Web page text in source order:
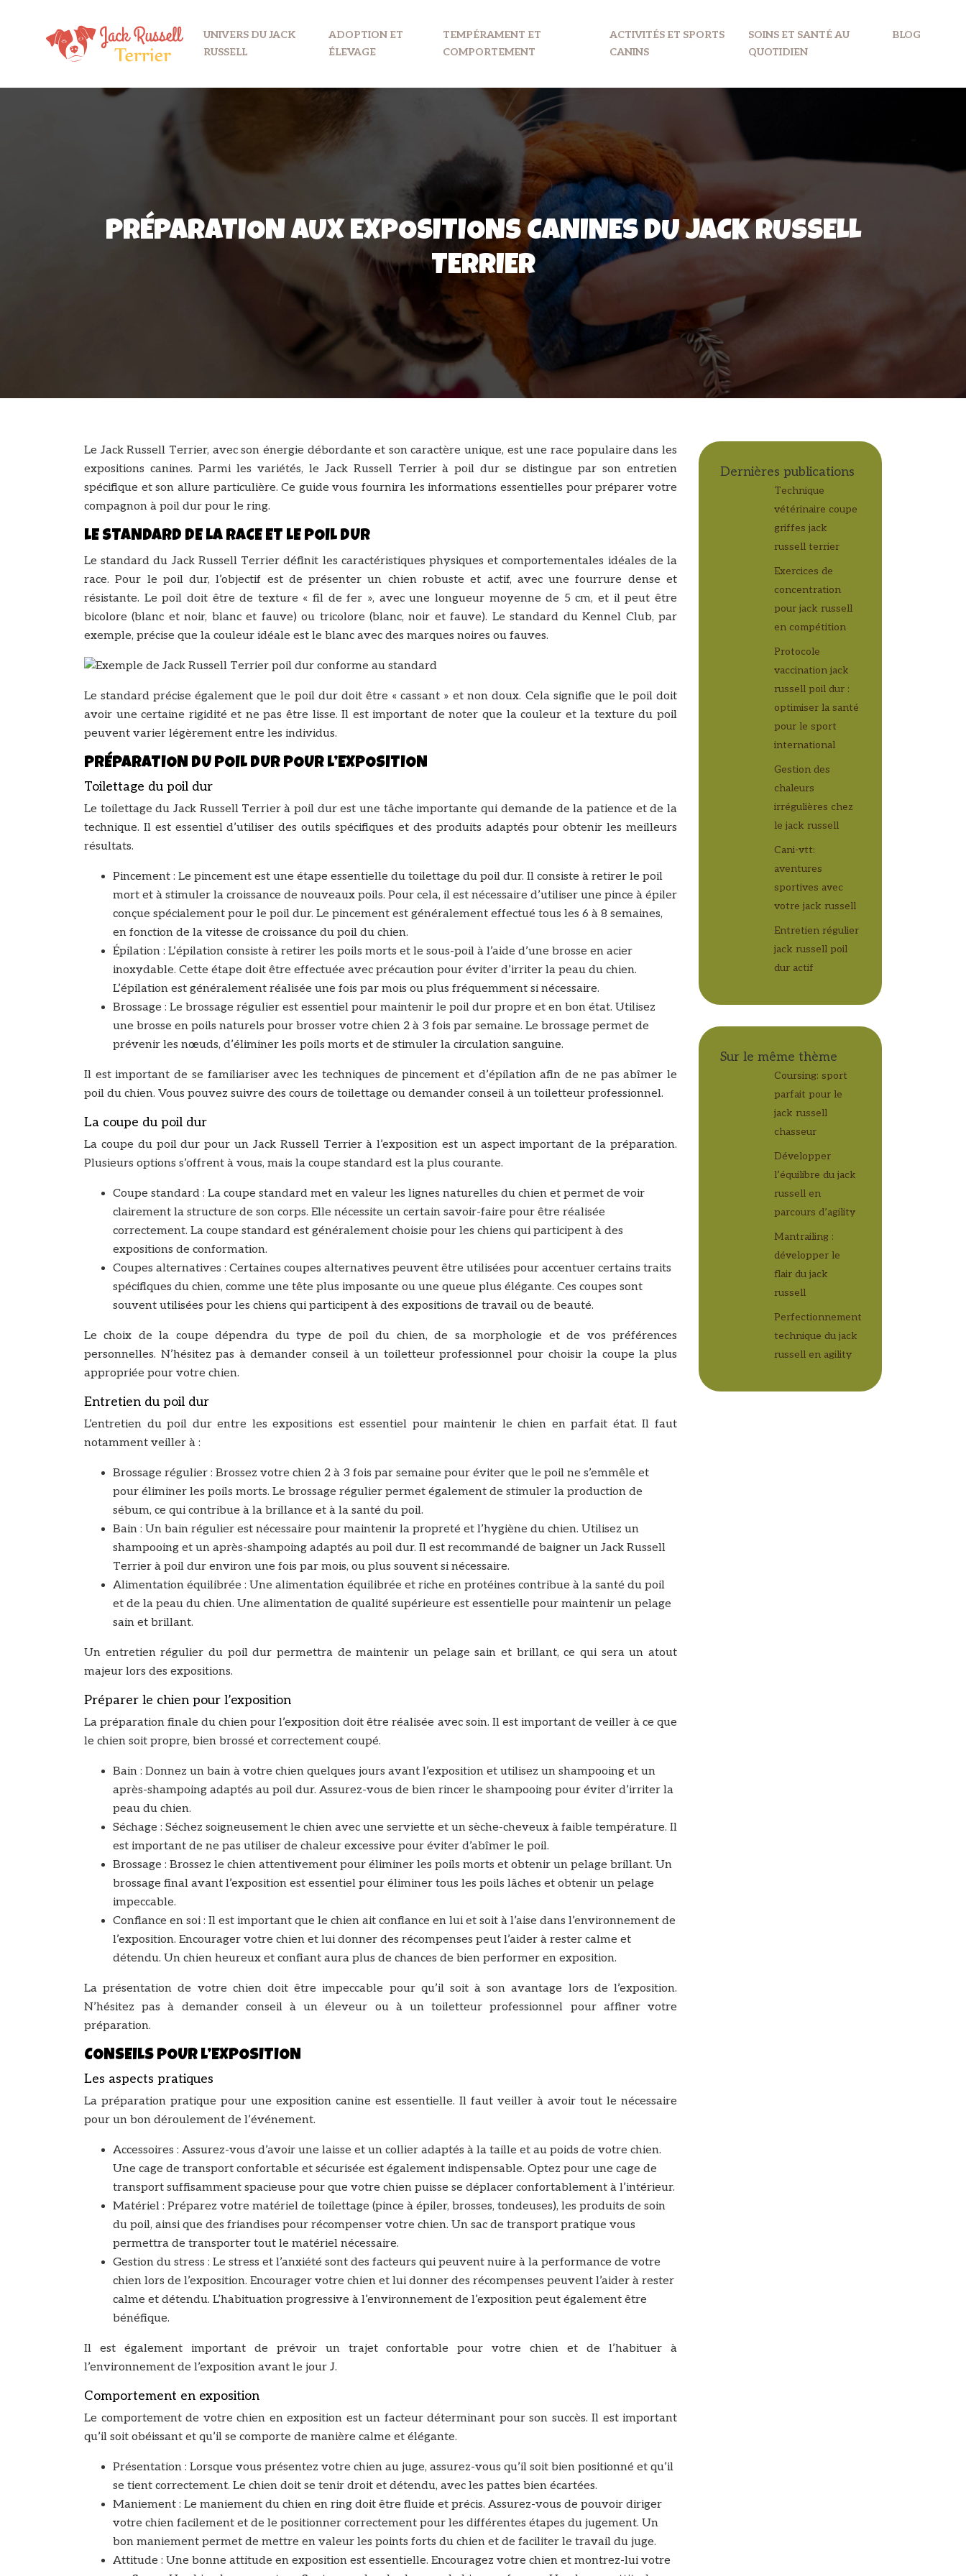
UNIVERS DU JACK
RUSSELL
ADOPTION ET
ÉLEVAGE
TEMPÉRAMENT ET
COMPORTEMENT
ACTIVITÉS ET SPORTS
CANINS
SOINS ET SANTÉ AU
QUOTIDIEN
BLOG
PRÉPARATION AUX EXPOSITIONS CANINES DU JACK RUSSELL
TERRIER
Le Jack Russell Terrier, avec son énergie débordante et son caractère unique, est une race populaire dans les
expositions canines. Parmi les variétés, le Jack Russell Terrier à poil dur se distingue par son entretien
spécifique et son allure particulière. Ce guide vous fournira les informations essentielles pour préparer votre
compagnon à poil dur pour le ring.
LE STANDARD DE LA RACE ET LE POIL DUR
Le standard du Jack Russell Terrier définit les caractéristiques physiques et comportementales idéales de la
race. Pour le poil dur, l’objectif est de présenter un chien robuste et actif, avec une fourrure dense et
résistante. Le poil doit être de texture « fil de fer », avec une longueur moyenne de 5 cm, et il peut être
bicolore (blanc et noir, blanc et fauve) ou tricolore (blanc, noir et fauve). Le standard du Kennel Club, par
exemple, précise que la couleur idéale est le blanc avec des marques noires ou fauves.
Le standard précise également que le poil dur doit être « cassant » et non doux. Cela signifie que le poil doit
avoir une certaine rigidité et ne pas être lisse. Il est important de noter que la couleur et la texture du poil
peuvent varier légèrement entre les individus.
PRÉPARATION DU POIL DUR POUR L’EXPOSITION
Toilettage du poil dur
Le toilettage du Jack Russell Terrier à poil dur est une tâche importante qui demande de la patience et de la
technique. Il est essentiel d’utiliser des outils spécifiques et des produits adaptés pour obtenir les meilleurs
résultats.
Pincement : Le pincement est une étape essentielle du toilettage du poil dur. Il consiste à retirer le poil
mort et à stimuler la croissance de nouveaux poils. Pour cela, il est nécessaire d’utiliser une pince à épiler
conçue spécialement pour le poil dur. Le pincement est généralement effectué tous les 6 à 8 semaines,
en fonction de la vitesse de croissance du poil du chien.
Épilation : L’épilation consiste à retirer les poils morts et le sous-poil à l’aide d’une brosse en acier
inoxydable. Cette étape doit être effectuée avec précaution pour éviter d’irriter la peau du chien.
L’épilation est généralement réalisée une fois par mois ou plus fréquemment si nécessaire.
Brossage : Le brossage régulier est essentiel pour maintenir le poil dur propre et en bon état. Utilisez
une brosse en poils naturels pour brosser votre chien 2 à 3 fois par semaine. Le brossage permet de
prévenir les nœuds, d’éliminer les poils morts et de stimuler la circulation sanguine.
Il est important de se familiariser avec les techniques de pincement et d’épilation afin de ne pas abîmer le
poil du chien. Vous pouvez suivre des cours de toilettage ou demander conseil à un toiletteur professionnel.
La coupe du poil dur
La coupe du poil dur pour un Jack Russell Terrier à l’exposition est un aspect important de la préparation.
Plusieurs options s’offrent à vous, mais la coupe standard est la plus courante.
Coupe standard : La coupe standard met en valeur les lignes naturelles du chien et permet de voir
clairement la structure de son corps. Elle nécessite un certain savoir-faire pour être réalisée
correctement. La coupe standard est généralement choisie pour les chiens qui participent à des
expositions de conformation.
Coupes alternatives : Certaines coupes alternatives peuvent être utilisées pour accentuer certains traits
spécifiques du chien, comme une tête plus imposante ou une queue plus élégante. Ces coupes sont
souvent utilisées pour les chiens qui participent à des expositions de travail ou de beauté.
Le choix de la coupe dépendra du type de poil du chien, de sa morphologie et de vos préférences
personnelles. N’hésitez pas à demander conseil à un toiletteur professionnel pour choisir la coupe la plus
appropriée pour votre chien.
Entretien du poil dur
L’entretien du poil dur entre les expositions est essentiel pour maintenir le chien en parfait état. Il faut
notamment veiller à :
Brossage régulier : Brossez votre chien 2 à 3 fois par semaine pour éviter que le poil ne s’emmêle et
pour éliminer les poils morts. Le brossage régulier permet également de stimuler la production de
sébum, ce qui contribue à la brillance et à la santé du poil.
Bain : Un bain régulier est nécessaire pour maintenir la propreté et l’hygiène du chien. Utilisez un
shampooing et un après-shampoing adaptés au poil dur. Il est recommandé de baigner un Jack Russell
Terrier à poil dur environ une fois par mois, ou plus souvent si nécessaire.
Alimentation équilibrée : Une alimentation équilibrée et riche en protéines contribue à la santé du poil
et de la peau du chien. Une alimentation de qualité supérieure est essentielle pour maintenir un pelage
sain et brillant.
Un entretien régulier du poil dur permettra de maintenir un pelage sain et brillant, ce qui sera un atout
majeur lors des expositions.
Préparer le chien pour l’exposition
La préparation finale du chien pour l’exposition doit être réalisée avec soin. Il est important de veiller à ce que
le chien soit propre, bien brossé et correctement coupé.
Bain : Donnez un bain à votre chien quelques jours avant l’exposition et utilisez un shampooing et un
après-shampoing adaptés au poil dur. Assurez-vous de bien rincer le shampooing pour éviter d’irriter la
peau du chien.
Séchage : Séchez soigneusement le chien avec une serviette et un sèche-cheveux à faible température. Il
est important de ne pas utiliser de chaleur excessive pour éviter d’abîmer le poil.
Brossage : Brossez le chien attentivement pour éliminer les poils morts et obtenir un pelage brillant. Un
brossage final avant l’exposition est essentiel pour éliminer tous les poils lâches et obtenir un pelage
impeccable.
Confiance en soi : Il est important que le chien ait confiance en lui et soit à l’aise dans l’environnement de
l’exposition. Encourager votre chien et lui donner des récompenses peut l’aider à rester calme et
détendu. Un chien heureux et confiant aura plus de chances de bien performer en exposition.
La présentation de votre chien doit être impeccable pour qu’il soit à son avantage lors de l’exposition.
N’hésitez pas à demander conseil à un éleveur ou à un toiletteur professionnel pour affiner votre
préparation.
CONSEILS POUR L’EXPOSITION
Les aspects pratiques
La préparation pratique pour une exposition canine est essentielle. Il faut veiller à avoir tout le nécessaire
pour un bon déroulement de l’événement.
Accessoires : Assurez-vous d’avoir une laisse et un collier adaptés à la taille et au poids de votre chien.
Une cage de transport confortable et sécurisée est également indispensable. Optez pour une cage de
transport suffisamment spacieuse pour que votre chien puisse se déplacer confortablement à l’intérieur.
Matériel : Préparez votre matériel de toilettage (pince à épiler, brosses, tondeuses), les produits de soin
du poil, ainsi que des friandises pour récompenser votre chien. Un sac de transport pratique vous
permettra de transporter tout le matériel nécessaire.
Gestion du stress : Le stress et l’anxiété sont des facteurs qui peuvent nuire à la performance de votre
chien lors de l’exposition. Encourager votre chien et lui donner des récompenses peuvent l’aider à rester
calme et détendu. L’habituation progressive à l’environnement de l’exposition peut également être
bénéfique.
Il est également important de prévoir un trajet confortable pour votre chien et de l’habituer à
l’environnement de l’exposition avant le jour J.
Comportement en exposition
Le comportement de votre chien en exposition est un facteur déterminant pour son succès. Il est important
qu’il soit obéissant et qu’il se comporte de manière calme et élégante.
Présentation : Lorsque vous présentez votre chien au juge, assurez-vous qu’il soit bien positionné et qu’il
se tient correctement. Le chien doit se tenir droit et détendu, avec les pattes bien écartées.
Maniement : Le maniement du chien en ring doit être fluide et précis. Assurez-vous de pouvoir diriger
votre chien facilement et de le positionner correctement pour les différentes étapes du jugement. Un
bon maniement permet de mettre en valeur les points forts du chien et de faciliter le travail du juge.
Attitude : Une bonne attitude en exposition est essentielle. Encouragez votre chien et montrez-lui votre
Dernières publications
Technique
vétérinaire coupe
griffes jack
russell terrier
Exercices de
concentration
pour jack russell
en compétition
Protocole
vaccination jack
russell poil dur :
optimiser la santé
pour le sport
international
Gestion des
chaleurs
irrégulières chez
le jack russell
Cani-vtt:
aventures
sportives avec
votre jack russell
Entretien régulier
jack russell poil
dur actif
Sur le même thème
Coursing: sport
parfait pour le
jack russell
chasseur
Développer
l’équilibre du jack
russell en
parcours d’agility
Mantrailing :
développer le
flair du jack
russell
Perfectionnement
technique du jack
russell en agility